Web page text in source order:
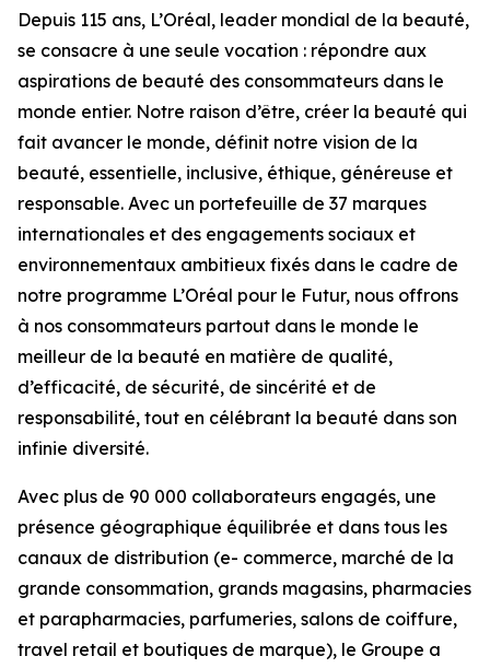
Depuis 115 ans, L’Oréal, leader mondial de la beauté,
se consacre à une seule vocation : répondre aux
aspirations de beauté des consommateurs dans le
monde entier. Notre raison d’être, créer la beauté qui
fait avancer le monde, définit notre vision de la
beauté, essentielle, inclusive, éthique, généreuse et
responsable. Avec un portefeuille de 37 marques
internationales et des engagements sociaux et
environnementaux ambitieux fixés dans le cadre de
notre programme L’Oréal pour le Futur, nous offrons
à nos consommateurs partout dans le monde le
meilleur de la beauté en matière de qualité,
d’efficacité, de sécurité, de sincérité et de
responsabilité, tout en célébrant la beauté dans son
infinie diversité.
Avec plus de 90 000 collaborateurs engagés, une
présence géographique équilibrée et dans tous les
canaux de distribution (e- commerce, marché de la
grande consommation, grands magasins, pharmacies
et parapharmacies, parfumeries, salons de coiffure,
travel retail et boutiques de marque), le Groupe a